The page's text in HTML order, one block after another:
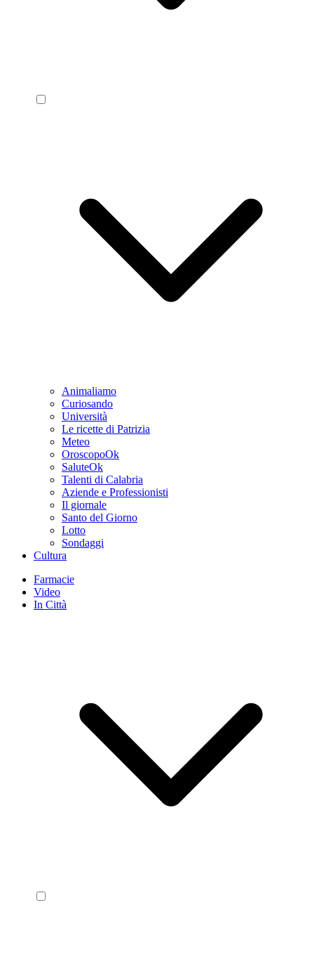
Animaliamo
Curiosando
Università
Le ricette di Patrizia
Meteo
OroscopoOk
SaluteOk
Talenti di Calabria
Aziende e Professionisti
Il giornale
Santo del Giorno
Lotto
Sondaggi
Cultura
Farmacie
Video
In Città